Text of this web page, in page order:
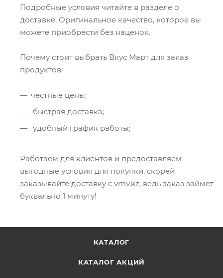
Подробные условия читайте в разделе о
доставке. Оригинальное качество, которое вы
можете приобрести без наценок.
Почему стоит выбрать Вкус Март для заказ
продуктов:
честные цены;
быстрая доставка;
удобный график работы;
Работаем для клиентов и предоставляем
выгодные условия для покупки, скорей
заказывайте доставку с vmv.kz, ведь заказ займет
буквально 1 минуту!
КАТАЛОГ
КАТАЛОГ АКЦИЙ